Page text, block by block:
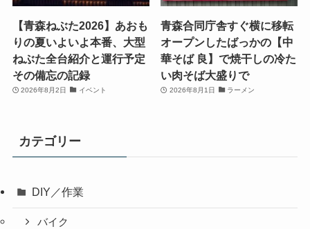
【青森ねぶた2026】あおも
りの夏いよいよ本番、大型
ねぶた全台紹介と運行予定
その備忘の記録
2026年8月2日 イベント
青森合同庁舎すぐ横に移転
オープンしたばっかの【中
華そば 良】で焼干しの冷た
い肉そば大盛りで
2026年8月1日 ラーメン
カテゴリー
DIY／作業
バイク